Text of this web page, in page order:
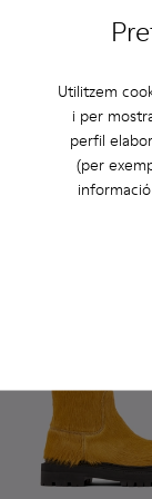
Utilitzem
i per
perfil
(per